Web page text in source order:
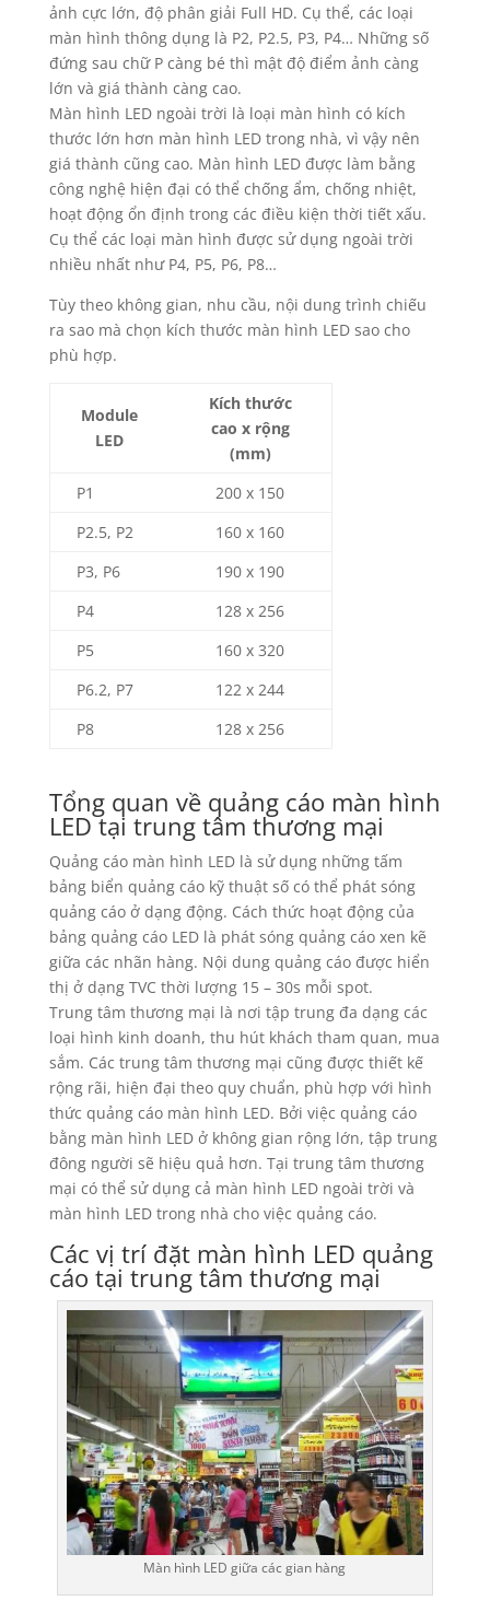
ảnh cực lớn, độ phân giải Full HD. Cụ thể, các loại
màn hình thông dụng là P2, P2.5, P3, P4… Những số
đứng sau chữ P càng bé thì mật độ điểm ảnh càng
lớn và giá thành càng cao.
Màn hình LED ngoài trời là loại màn hình có kích
thước lớn hơn màn hình LED trong nhà, vì vậy nên
giá thành cũng cao. Màn hình LED được làm bằng
công nghệ hiện đại có thể chống ẩm, chống nhiệt,
hoạt động ổn định trong các điều kiện thời tiết xấu.
Cụ thể các loại màn hình được sử dụng ngoài trời
nhiều nhất như P4, P5, P6, P8…
Tùy theo không gian, nhu cầu, nội dung trình chiếu
ra sao mà chọn kích thước màn hình LED sao cho
phù hợp.
Module
LED
Kích thước
cao x rộng
(mm)
P1
200 x 150
P2.5, P2
160 x 160
P3, P6
190 x 190
P4
128 x 256
P5
160 x 320
P6.2, P7
122 x 244
P8
128 x 256
Tổng quan về quảng cáo màn hình
LED tại trung tâm thương mại
Quảng cáo màn hình LED là sử dụng những tấm
bảng biển quảng cáo kỹ thuật số có thể phát sóng
quảng cáo ở dạng động. Cách thức hoạt động của
bảng quảng cáo LED là phát sóng quảng cáo xen kẽ
giữa các nhãn hàng. Nội dung quảng cáo được hiển
thị ở dạng TVC thời lượng 15 – 30s mỗi spot.
Trung tâm thương mại là nơi tập trung đa dạng các
loại hình kinh doanh, thu hút khách tham quan, mua
sắm. Các trung tâm thương mại cũng được thiết kế
rộng rãi, hiện đại theo quy chuẩn, phù hợp với hình
thức quảng cáo màn hình LED. Bởi việc quảng cáo
bằng màn hình LED ở không gian rộng lớn, tập trung
đông người sẽ hiệu quả hơn. Tại trung tâm thương
mại có thể sử dụng cả màn hình LED ngoài trời và
màn hình LED trong nhà cho việc quảng cáo.
Các vị trí đặt màn hình LED quảng
cáo tại trung tâm thương mại
Màn hình LED giữa các gian hàng